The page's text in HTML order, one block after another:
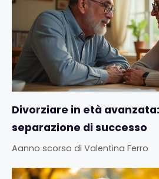
Divorziare in età
separazione di successo
Aanno scorso di Valentina Ferro